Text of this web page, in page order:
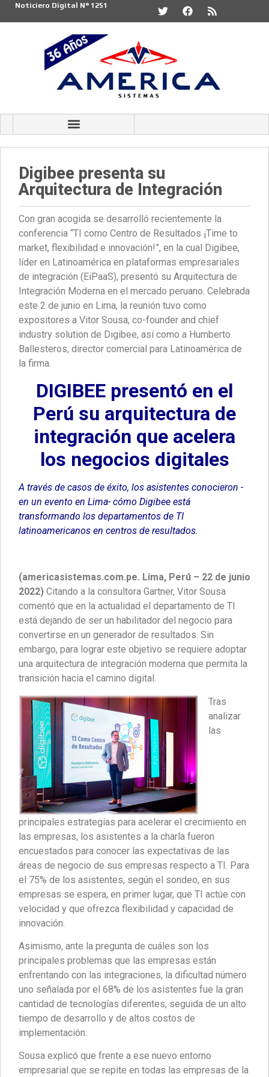
Noticiero Digital N° 1251
Digibee presenta su
Arquitectura de Integración
Con gran acogida se desarrolló recientemente la
conferencia “TI como Centro de Resultados ¡Time to
market, flexibilidad e innovación!”, en la cual Digibee,
líder en Latinoamérica en plataformas empresariales
de integración (EiPaaS), presentó su Arquitectura de
Integración Moderna en el mercado peruano. Celebrada
este 2 de junio en Lima, la reunión tuvo como
expositores a Vitor Sousa, co-founder and chief
industry solution de Digibee, así como a Humberto
Ballesteros, director comercial para Latinoamérica de
la firma.
DIGIBEE presentó en el
Perú su arquitectura de
integración que acelera
los negocios digitales
A través de casos de éxito, los asistentes conocieron -
en un evento en Lima- cómo Digibee está
transformando los departamentos de TI
latinoamericanos en centros de resultados.
(americasistemas.com.pe. Lima, Perú – 22 de junio
2022) Citando a la consultora Gartner, Vitor Sousa
comentó que en la actualidad el departamento de TI
está dejando de ser un habilitador del negocio para
convertirse en un generador de resultados. Sin
embargo, para lograr este objetivo se requiere adoptar
una arquitectura de integración moderna que permita la
transición hacia el camino digital.
Tras
analizar
las
principales estrategias para acelerar el crecimiento en
las empresas, los asistentes a la charla fueron
encuestados para conocer las expectativas de las
áreas de negocio de sus empresas respecto a TI. Para
el 75% de los asistentes, según el sondeo, en sus
empresas se espera, en primer lugar, que TI actúe con
velocidad y que ofrezca flexibilidad y capacidad de
innovación.
Asimismo, ante la pregunta de cuáles son los
principales problemas que las empresas están
enfrentando con las integraciones, la dificultad número
uno señalada por el 68% de los asistentes fue la gran
cantidad de tecnologías diferentes, seguida de un alto
tiempo de desarrollo y de altos costos de
implementación.
Sousa explicó que frente a ese nuevo entorno
empresarial que se repite en todas las empresas de la